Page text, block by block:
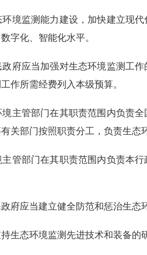
境监测能力建设，加快建立现代
字化、智能化水平。
府应当加强对生态环境监测工作
作所需经费列入本级预算。
管部门在其职责范围内负责全
关部门按照职责分工，负责生态
管部门在其职责范围内负责本
应当建立健全防范和惩治生态
态环境监测先进技术和装备的